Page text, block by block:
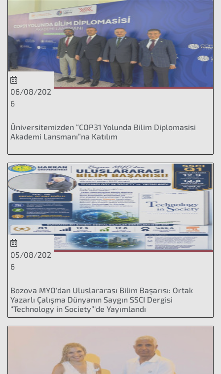
06/08/202
6
Üniversitemizden “COP31 Yolunda Bilim Diplomasisi
Akademi Lansmanı”na Katılım
05/08/202
6
Bozova MYO'dan Uluslararası Bilim Başarısı: Ortak
Yazarlı Çalışma Dünyanın Saygın SSCI Dergisi
“Technology in Society”'de Yayımlandı